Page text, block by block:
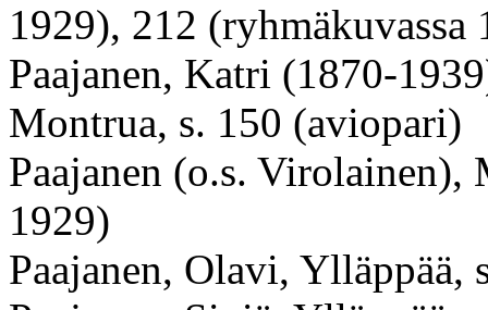
1929), 212 (ryhmäkuvassa
Paajanen, Katri (1870-
Montrua, s. 150 (aviopari)
Paajanen (o.s. Virolainen),
1929)
Paajanen, Olavi, Ylläppää,